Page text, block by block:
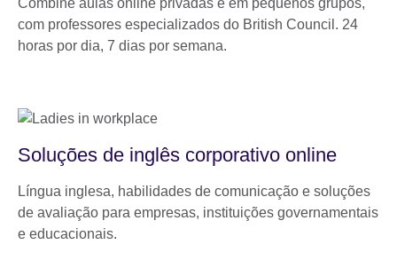
Combine aulas online privadas e em pequenos grupos,
com professores especializados do British Council. 24
horas por dia, 7 dias por semana.
Soluções de inglês corporativo online
Língua inglesa, habilidades de comunicação e soluções
de avaliação para empresas, instituições governamentais
e educacionais.